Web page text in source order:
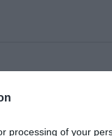
processing of your
Kriszta
beszáll a